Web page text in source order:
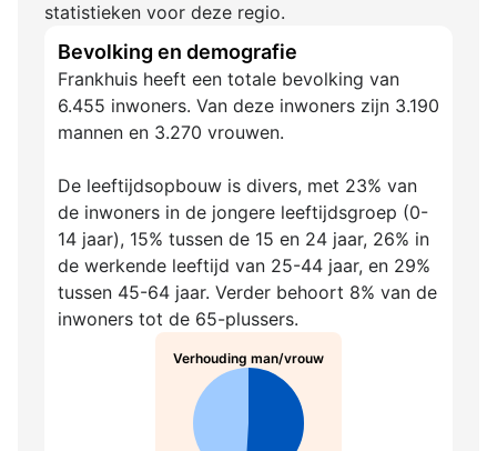
statistieken voor deze regio.
Bevolking en demografie
Frankhuis heeft een totale bevolking van
6.455 inwoners. Van deze inwoners zijn 3.190
mannen en 3.270 vrouwen.
De leeftijdsopbouw is divers, met 23% van
de inwoners in de jongere leeftijdsgroep (0-
14 jaar), 15% tussen de 15 en 24 jaar, 26% in
de werkende leeftijd van 25-44 jaar, en 29%
tussen 45-64 jaar. Verder behoort 8% van de
inwoners tot de 65-plussers.
Verhouding man/vrouw